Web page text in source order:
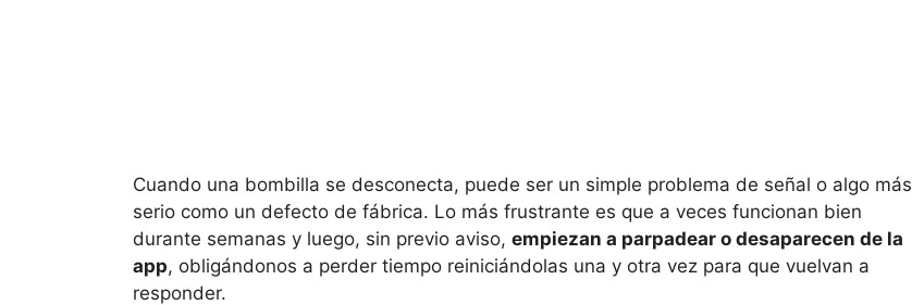
Cuando una bombilla se desconecta, puede ser un simple problema de señal o algo más
serio como un defecto de fábrica. Lo más frustrante es que a veces funcionan bien
durante semanas y luego, sin previo aviso, empiezan a parpadear o desaparecen de la
app, obligándonos a perder tiempo reiniciándolas una y otra vez para que vuelvan a
responder.